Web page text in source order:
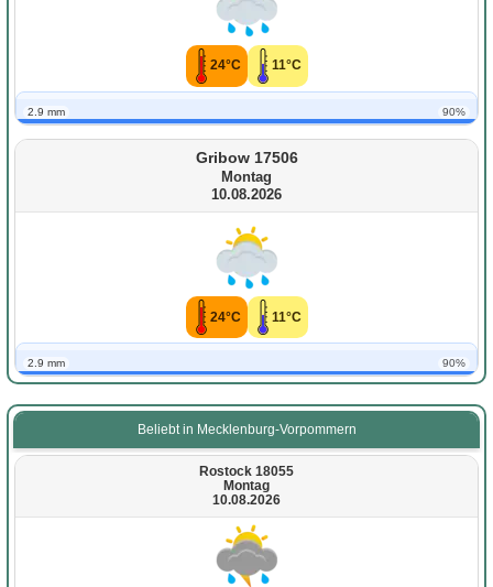
24°C 11°C
2.9 mm 90%
Gribow 17506
Montag
10.08.2026
24°C 11°C
2.9 mm 90%
Beliebt in Mecklenburg-Vorpommern
Rostock 18055
Montag
10.08.2026